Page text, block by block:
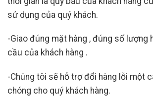
sử dụng của quý khách.
-Giao đúng mặt hàng , đúng số lượng
cầu của khách hàng .
-Chúng tôi sẽ hỗ trợ đổi hàng lỗi một
chóng cho quý khách hàng.